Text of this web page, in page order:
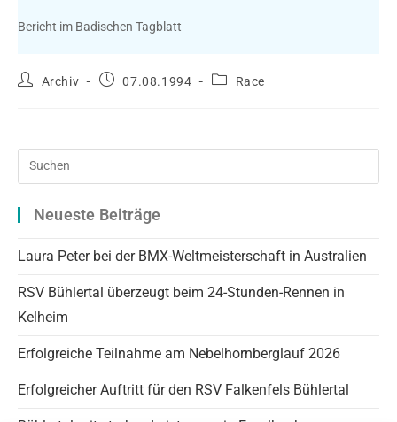
Bericht im Badischen Tagblatt
Beitrags-
Archiv
Beitrag07.08.1994
Beitrags-
Race
Neueste Beiträge
Laura Peter bei der BMX-Weltmeisterschaft in Australien
RSV Bühlertal überzeugt beim 24-Stunden-Rennen in
Kelheim
Erfolgreiche Teilnahme am Nebelhornberglauf 2026
Erfolgreicher Auftritt für den RSV Falkenfels Bühlertal